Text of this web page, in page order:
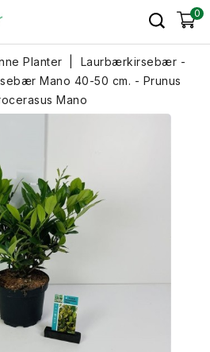
0
Planter
Laurbærkirsebær -
Mano 40-50 cm. - Prunus
Mano